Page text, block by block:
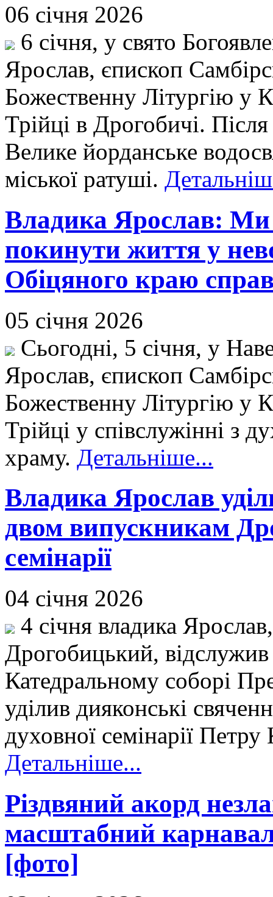
06 січня 2026
6 січня, у свято
Ярослав, єпископ
Божественну Літургію у
Трійці в Дрогобичі.
Велике йорданське
міської ратуші.
Владика Ярослав:
покинути життя у
Обіцяного краю
05 січня 2026
Сьогодні, 5 січня, у
Ярослав, єпископ
Божественну Літургію у
Трійці у співслужінні з
храму. Детальніше...
Владика Ярослав
двом випускникам
семінарії
04 січня 2026
4 січня владика
Дрогобицький,
Катедральному соборі
уділив дияконські
духовної семінарії
Детальніше...
Різдвяний акорд
масштабний карнавал
[фото]